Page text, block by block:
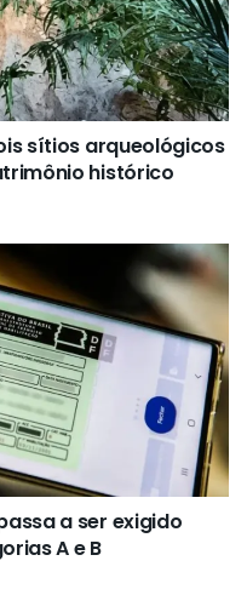
sítios arqueológicos
histórico
a ser exigido
A e B